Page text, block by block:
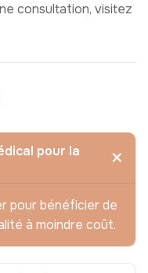
consultation, visitez
pour la
pour bénéficier de
à moindre coût.